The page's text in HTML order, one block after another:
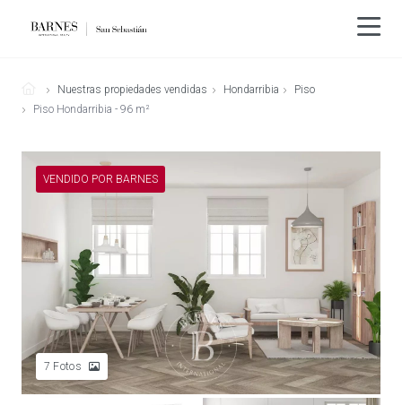
Nuestras propiedades vendidas Hondarribia
Piso
Piso Hondarribia - 96 m²
7 Fotos
VENDIDO POR BARNES